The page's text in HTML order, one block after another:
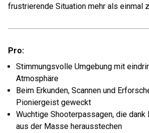
frustrierende Situation mehr als einmal
Pro:
Stimmungsvolle Umgebung mit
Atmosphäre
Beim Erkunden, Scannen und
Pioniergeist geweckt
Wuchtige Shooterpassagen, die
aus der Masse herausstechen